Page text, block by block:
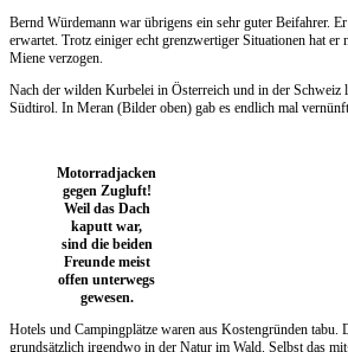
Bernd Würdemann war übrigens ein sehr guter Beifahrer.
erwartet. Trotz einiger echt grenzwertiger Situationen hat er
Miene verzogen.
Nach der wilden Kurbelei in Österreich und in der Schweiz
Südtirol. In Meran (Bilder oben) gab es endlich mal
Motorradjacken
gegen Zugluft!
Weil das Dach
kaputt war,
sind die beiden
Freunde meist
offen unterwegs
gewesen.
Hotels und Campingplätze waren aus Kostengründen tabu.
grundsätzlich irgendwo in der Natur im Wald. Selbst das